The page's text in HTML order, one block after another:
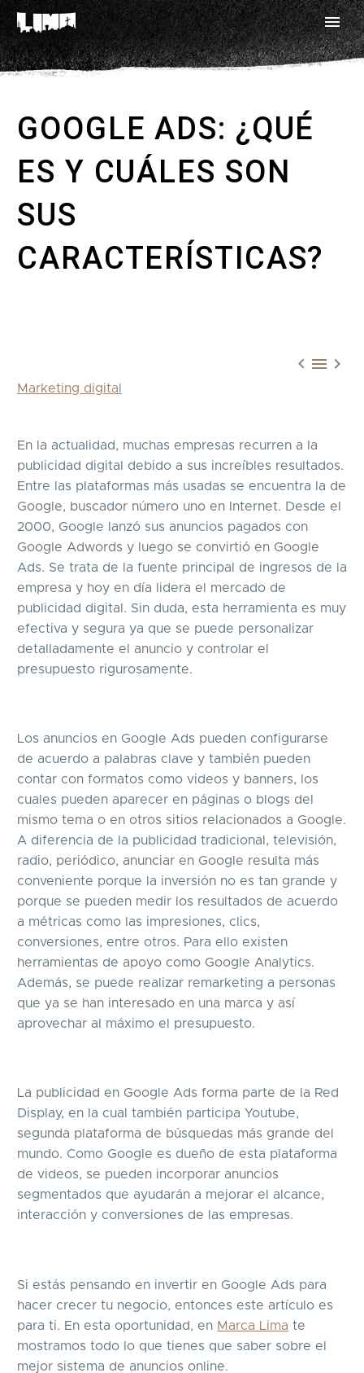
GOOGLE ADS: ¿QUÉ
ES Y CUÁLES SON
SUS
CARACTERÍSTICAS?
  
Marketing digital
En la actualidad, muchas empresas recurren a la
publicidad digital debido a sus increíbles resultados.
Entre las plataformas más usadas se encuentra la de
Google, buscador número uno en Internet. Desde el
2000, Google lanzó sus anuncios pagados con
Google Adwords y luego se convirtió en Google
Ads. Se trata de la fuente principal de ingresos de la
empresa y hoy en día lidera el mercado de
publicidad digital. Sin duda, esta herramienta es muy
efectiva y segura ya que se puede personalizar
detalladamente el anuncio y controlar el
presupuesto rigurosamente.
Los anuncios en Google Ads pueden configurarse
de acuerdo a palabras clave y también pueden
contar con formatos como videos y banners, los
cuales pueden aparecer en páginas o blogs del
mismo tema o en otros sitios relacionados a Google.
A diferencia de la publicidad tradicional, televisión,
radio, periódico, anunciar en Google resulta más
conveniente porque la inversión no es tan grande y
porque se pueden medir los resultados de acuerdo
a métricas como las impresiones, clics,
conversiones, entre otros. Para ello existen
herramientas de apoyo como Google Analytics.
Además, se puede realizar remarketing a personas
que ya se han interesado en una marca y así
aprovechar al máximo el presupuesto.
La publicidad en Google Ads forma parte de la Red
Display, en la cual también participa Youtube,
segunda plataforma de búsquedas más grande del
mundo. Como Google es dueño de esta plataforma
de videos, se pueden incorporar anuncios
segmentados que ayudarán a mejorar el alcance,
interacción y conversiones de las empresas.
Si estás pensando en invertir en Google Ads para
hacer crecer tu negocio, entonces este artículo es
para ti. En esta oportunidad, en Marca Lima te
mostramos todo lo que tienes que saber sobre el
mejor sistema de anuncios online.